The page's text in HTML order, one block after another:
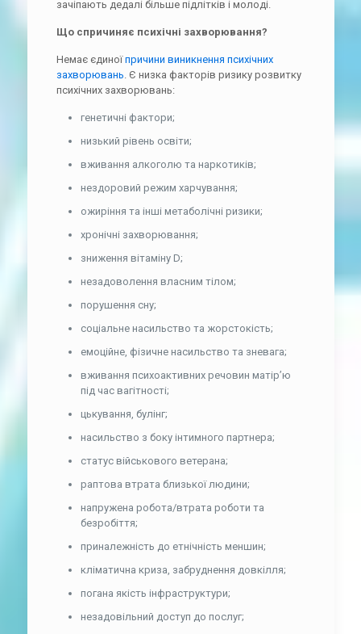
зачіпають дедалі більше підлітків і молоді.
Що спричиняє психічні захворювання?
Немає єдиноїпричини виникнення психічних
захворювань. Є низка факторів ризику розвитку
психічних захворювань:
генетичні фактори;
низький рівень освіти;
вживання алкоголю та наркотиків;
нездоровий режим харчування;
ожиріння та інші метаболічні ризики;
хронічні захворювання;
зниження вітаміну D;
незадоволення власним тілом;
порушення сну;
соціальне насильство та жорстокість;
емоційне, фізичне насильство та зневага;
вживання психоактивних речовин матір’ю
під час вагітності;
цькування, булінг;
насильство з боку інтимного партнера;
статус військового ветерана;
раптова втрата близької людини;
напружена робота/втрата роботи та
безробіття;
приналежність до етнічність меншин;
кліматична криза, забруднення довкілля;
погана якість інфраструктури;
незадовільний доступ до послуг;